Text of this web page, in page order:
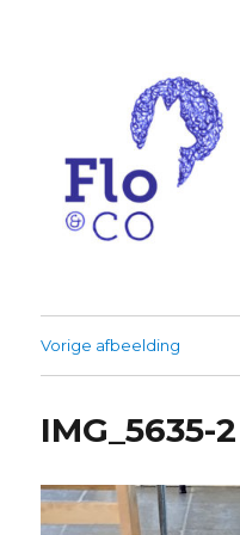
Vorige afbeelding
IMG_5635-2